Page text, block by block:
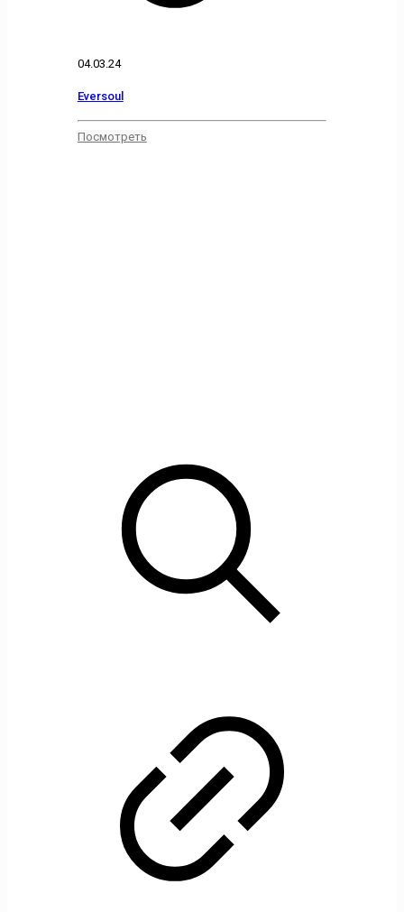
04.03.24
Eversoul
Посмотреть